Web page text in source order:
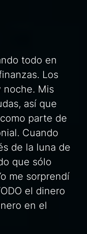
todo en
Los
noche. Mis
así que
parte de
Cuando
de la luna de
que sólo
me sorprendí
el dinero
en el